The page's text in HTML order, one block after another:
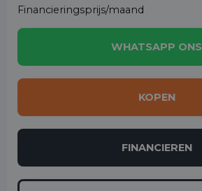
Financieringsprijs/maand
WHATSAPP ONS
KOPEN
FINANCIEREN